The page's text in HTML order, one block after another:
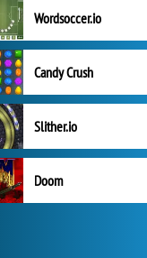
Wordsoccer.io
Candy Crush
Slither.io
Doom